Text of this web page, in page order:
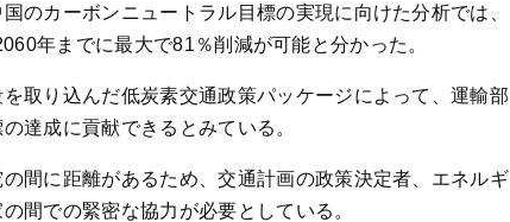
のカーボンニュートラル目標の実現に向けた分析では、
年までに最大で81％削減が可能と分かった。
取り込んだ低炭素交通政策パッケージによって、運輸部
達成に貢献できるとみている。
間に距離があるため、交通計画の政策決定者、エネルギ
間での緊密な協力が必要としている。